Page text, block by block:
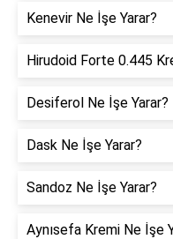
Kenevir Ne İşe Yarar?
Hirudoid Forte 0.445
Desiferol Ne İşe Yarar?
Dask Ne İşe Yarar?
Sandoz Ne İşe Yarar?
Aynısefa Kremi Ne İşe